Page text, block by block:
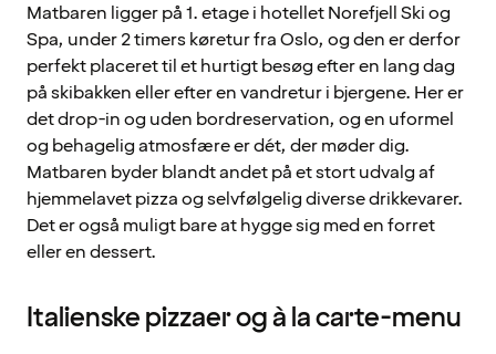
Matbaren ligger på 1. etage i hotellet Norefjell Ski og
Spa, under 2 timers køretur fra Oslo, og den er derfor
perfekt placeret til et hurtigt besøg efter en lang dag
på skibakken eller efter en vandretur i bjergene. Her er
det drop-in og uden bordreservation, og en uformel
og behagelig atmosfære er dét, der møder dig.
Matbaren byder blandt andet på et stort udvalg af
hjemmelavet pizza og selvfølgelig diverse drikkevarer.
Det er også muligt bare at hygge sig med en forret
eller en dessert.
Italienske pizzaer og à la carte-menu